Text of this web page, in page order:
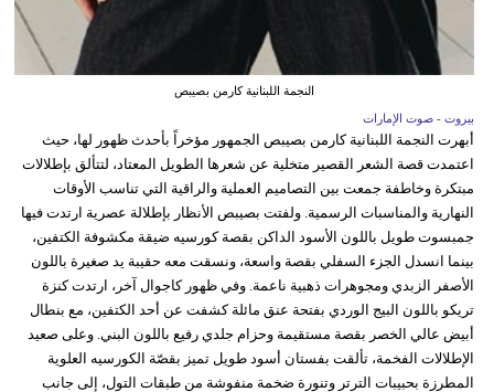
النجمة اللبنانية كارمن بصيبص
بيروت - صوت الإمارات
أبهرت النجمة اللبنانية كارمن بصيبص الجمهور مؤخراً بأحدث ظهور لها، حيث
اعتمدت قصة الشعر القصير متخلية عن شعرها الطويل المعتاد، لتتألق بإطلالات
مبتكرة وخاطفة جمعت بين التصاميم العملية والراقية التي تناسب الأوقات
النهارية والمناسبات الرسمية. ولفتت بصيبص الأنظار بإطلالة عصرية ارتدت فيها
جمبسوت طويل باللون الأسود الداكن بقصة كورسيه ضيقة مكشوفة الكتفين،
بينما انسدل الجزء السفلي بقصة واسعة، ونسقت معه حقيبة يد صغيرة باللون
الأصفر الزبدي ومجوهرات ذهبية ناعمة. وفي ظهور كاجوال آخر، ارتدت كنزة
تريكو باللون البيج الوردي بفتحة عنق مائلة كشفت عن أحد الكتفين، مع بنطال
أبيض عالي الخصر بقصة مستقيمة وحزام جلدي رفيع باللون البني. وعلى صعيد
الإطلالات الفخمة، تألقت بفستان أسود طويل تميز بقصّة الكورسيه العلوية
المطرزة بحبيبات الترتر وتنورة ضخمة منفوشة من طبقات التول، إلى جانب